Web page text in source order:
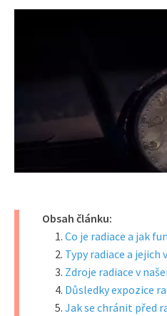
Obsah článku:
Co je radiace a jak
Typy radiace a
Zdroje radiace v
Důsledky expozice
Jak se chránit před